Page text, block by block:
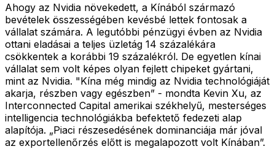
Ahogy az Nvidia növekedett, a Kínából származó
bevételek összességében kevésbé lettek fontosak a
vállalat számára. A legutóbbi pénzügyi évben az Nvidia
ottani eladásai a teljes üzletág 14 százalékára
csökkentek a korábbi 19 százalékról. De egyetlen kínai
vállalat sem volt képes olyan fejlett chipeket gyártani,
mint az Nvidia. "Kína még mindig az Nvidia technológiáját
akarja, részben vagy egészben” - mondta Kevin Xu, az
Interconnected Capital amerikai székhelyű, mesterséges
intelligencia technológiákba befektető fedezeti alap
alapítója. „Piaci részesedésének dominanciája már jóval
az exportellenőrzés előtt is megalapozott volt Kínában”.